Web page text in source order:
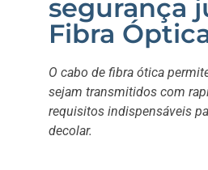
segurança
Fibra
O cabo de fibra ótica
sejam transmitidos com
requisitos indispensáveis
decolar.